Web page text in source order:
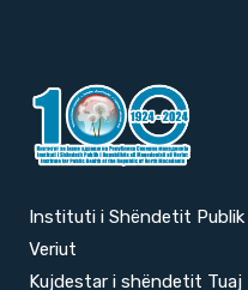
Instituti i Shëndetit Publik
Veriut
Kujdestar i shëndetit Tuaj